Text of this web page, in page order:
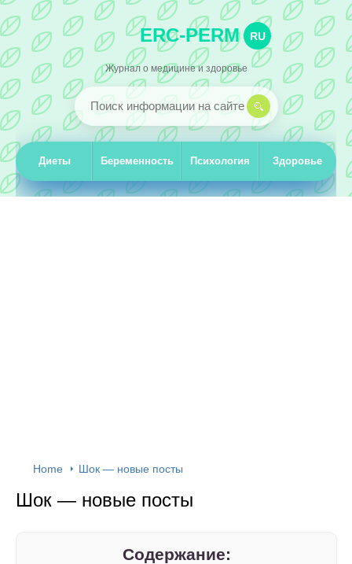
ERC-PERM RU
Журнал о медицине и здоровье
Диеты Беременность Психология Здоровье
Home Шок — новые посты
Шок — новые посты
Содержание: